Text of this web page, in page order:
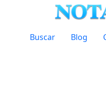
Buscar Blog